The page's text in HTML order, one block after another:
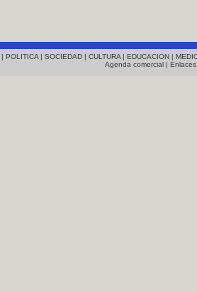
| POLITICA | SOCIEDAD | CULTURA | EDUCACION |
Agenda comercial |Enlaces